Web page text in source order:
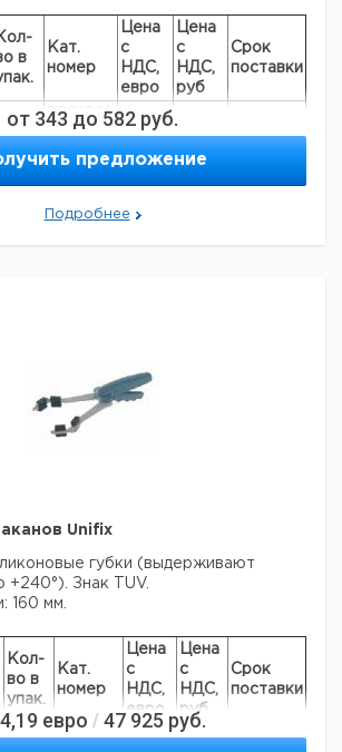
в
Кат.
номер
Цена
с
НДС,
евро
Цена
с
НДС,
руб
Срок
поставки
9201091
9201092
6240471
9201093
от 343 до 582 руб.
предложение
Подробнее
Unifix
губки (выдерживают
+240°). Знак TUV.
160 мм.
Кол-
во в
упак.
Кат.
номер
Цена
с
НДС,
евро
Цена
с
НДС,
руб
Срок
поставки
1 9310010
евро / 47 925 руб.